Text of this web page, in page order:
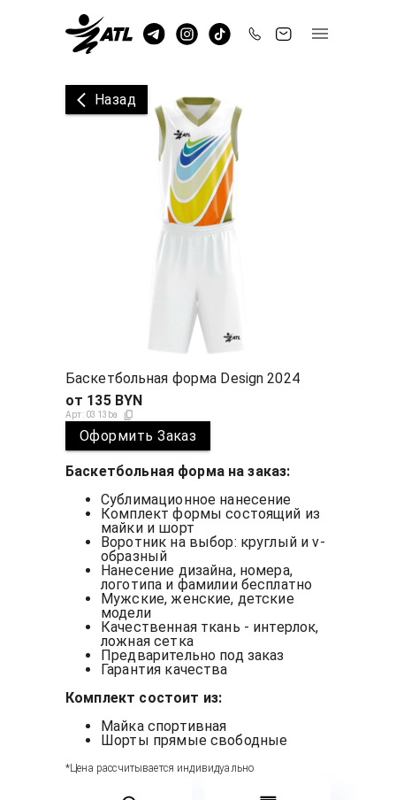
Назад
Баскетбольная форма Design 2024
от 135BYN
Арт: 0313ba
Оформить Заказ
Баскетбольная форма на заказ:
Сублимационное нанесение
Комплект формы состоящий из
майки и шорт
Воротник на выбор: круглый и v-
образный
Нанесение дизайна, номера,
логотипа и фамилии бесплатно
Мужские, женские, детские
модели
Качественная ткань - интерлок,
ложная сетка
Предварительно под заказ
Гарантия качества
Комплект состоит из:
Майка спортивная
Шорты прямые свободные
*Цена рассчитывается индивидуально